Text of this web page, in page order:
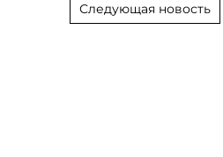
Следующая новость